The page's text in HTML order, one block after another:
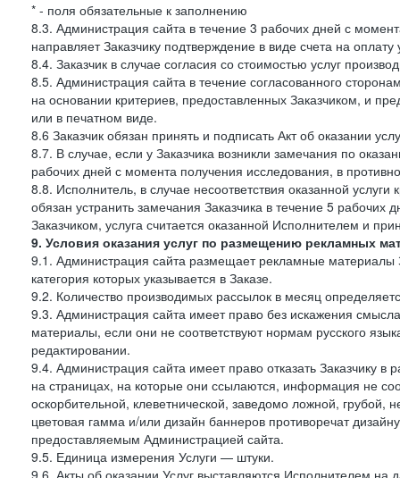
* - поля обязательные к заполнению
8.3. Администрация сайта в течение 3 рабочих дней с
направляет Заказчику подтверждение в виде счета на оплату
8.4. Заказчик в случае согласия со стоимостью услуг
8.5. Администрация сайта в течение согласованного
на основании критериев, предоставленных Заказчиком, и
или в печатном виде.
8.6 Заказчик обязан принять и подписать Акт об оказании
8.7. В случае, если у Заказчика возникли замечания по
рабочих дней с момента получения исследования, в
8.8. Исполнитель, в случае несоответствия оказанной
обязан устранить замечания Заказчика в течение 5 рабочих
Заказчиком, услуга считается оказанной Исполнителем и
9. Условия оказания услуг по размещению рекламных
9.1. Администрация сайта размещает рекламные материалы
категория которых указывается в Заказе.
9.2. Количество производимых рассылок в месяц
9.3. Администрация сайта имеет право без искажения
материалы, если они не соответствуют нормам русского
редактировании.
9.4. Администрация сайта имеет право отказать
на страницах, на которые они ссылаются, информация не
оскорбительной, клеветнической, заведомо ложной,
цветовая гамма и/или дизайн баннеров противоречат
предоставляемым Администрацией сайта.
9.5. Единица измерения Услуги — штуки.
9.6. Акты об оказании Услуг выставляются Исполнителем на